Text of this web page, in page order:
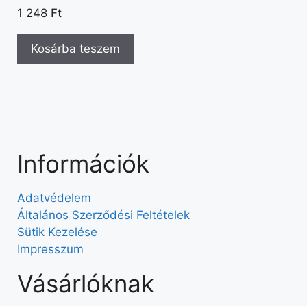
1 248 Ft
Kosárba teszem
Információk
Adatvédelem
Általános Szerződési Feltételek
Sütik Kezelése
Impresszum
Vásárlóknak